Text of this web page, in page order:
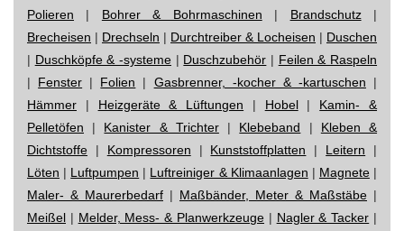
Polieren | Bohrer & Bohrmaschinen | Brandschutz|
Brecheisen | Drechseln | Durchtreiber & Locheisen | Duschen
| Duschköpfe & -systeme | Duschzubehör | Feilen & Raspeln
| Fenster | Folien | Gasbrenner, -kocher & -kartuschen |
Hämmer | Heizgeräte & Lüftungen | Hobel| Kamin- &
Pelletöfen | Kanister & Trichter| Klebeband | Kleben &
Dichtstoffe | Kompressoren | Kunststoffplatten | Leitern |
Löten | Luftpumpen | Luftreiniger & Klimaanlagen | Magnete|
Maler- & Maurerbedarf | Maßbänder, Meter & Maßstäbe |
Meißel | Melder, Mess- & Planwerkzeuge | Nagler & Tacker |